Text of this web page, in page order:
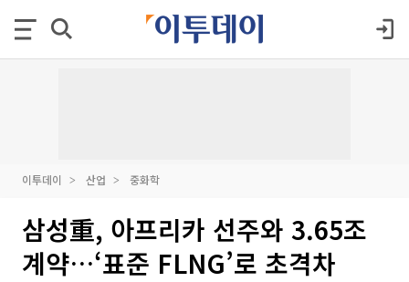
이투데이 산업 중화학
삼성重, 아프리카 선주와 3.65조
계약…‘표준 FLNG’로 초격차